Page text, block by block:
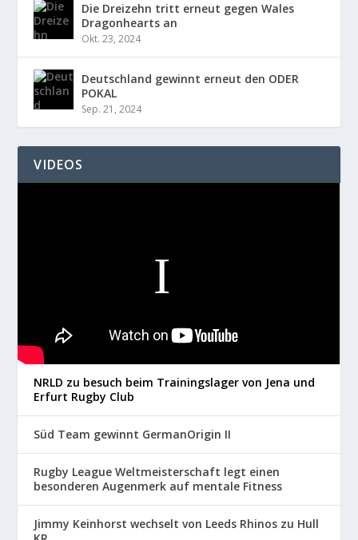
Die Dreizehn tritt erneut gegen Wales
Dragonhearts an
Okt. 23, 2024
Deutschland gewinnt erneut den ODER
POKAL
Sep. 21, 2024
VIDEOS
NRLD zu besuch beim Trainingslager von Jena und
Erfurt Rugby Club
Süd Team gewinnt GermanOrigin II
Rugby League Weltmeisterschaft legt einen
besonderen Augenmerk auf mentale Fitness
Jimmy Keinhorst wechselt von Leeds Rhinos zu Hull